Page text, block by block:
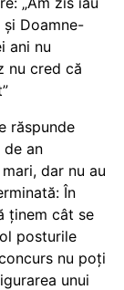
Doamne-
ani nu
nu cred că
răspunde
an
dar nu au
În
ținem cât se
posturile
nu poți
unui